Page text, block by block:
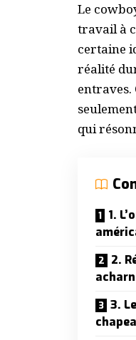
Le
travail à
certaine
réalité
entraves.
qui
1.
2.
3.